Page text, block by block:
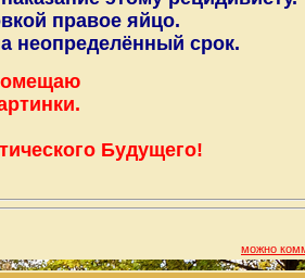
правое яйцо.
неопределённый срок.
Будущего!
можно